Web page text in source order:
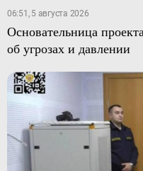
06:51, 5 августа 2026
Основательница
об угрозах и давлении